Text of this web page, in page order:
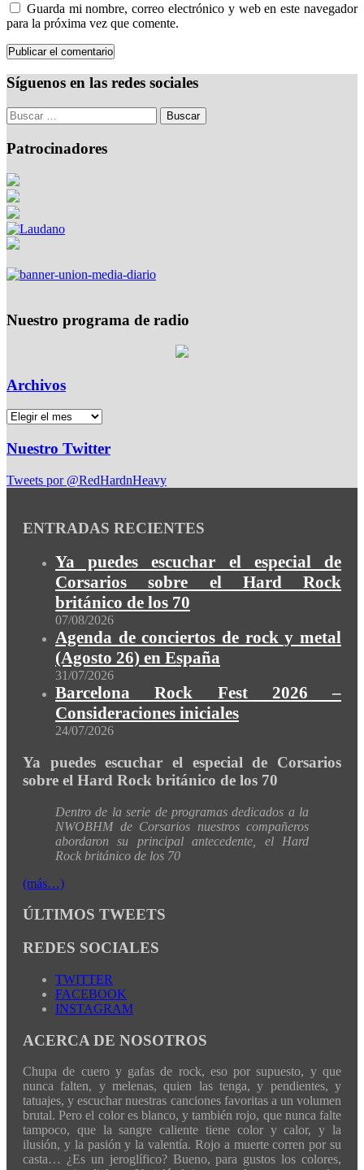
Guarda mi nombre, correo electrónico y web en este navegador
para la próxima vez que comente.
Síguenos en las redes sociales
Patrocinadores
Nuestro programa de radio
Archivos
Nuestro Twitter
Tweets por @RedHardnHeavy
ENTRADAS RECIENTES
Ya puedes escuchar el especial de
Corsarios sobre el Hard Rock
británico de los 70
07/08/2026
Agenda de conciertos de rock y metal
(Agosto 26) en España
31/07/2026
Barcelona Rock Fest 2026 –
Consideraciones iniciales
24/07/2026
Ya puedes escuchar el especial de Corsarios
sobre el Hard Rock británico de los 70
Dentro de la serie de programas dedicados a la
NWOBHM de Corsarios nuestros compañeros
abordaron su principal antecedente, el Hard
Rock británico de los 70
(más…)
ÚLTIMOS TWEETS
REDES SOCIALES
TWITTER
FACEBOOK
INSTAGRAM
ACERCA DE NOSOTROS
Chupa de cuero y gafas de rock, eso por supuesto, y que
nunca falten, y melenas, quien las tenga, y pendientes, y
tatuajes, y escuchar nuestras canciones favoritas a un volumen
brutal. Pero el color es blanco, y también rojo, que nunca falte
tampoco, que la sangre caliente tiene color y calor, y la
ilusión, y la pasión y la valentía. Rojo a muerte corren por su
casta… ¿Es un jeroglífico? Bueno, para gustos los colores,